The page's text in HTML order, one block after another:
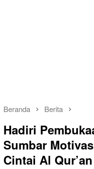
Beranda Berita
Hadiri
Sumbar
Cintai Al Qur’an